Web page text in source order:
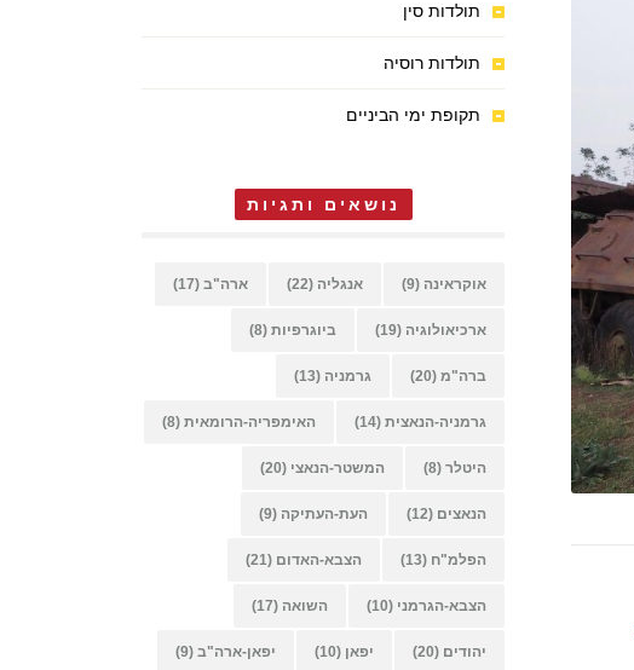
תולדות סין
תולדות רוסיה
תקופת ימי הביניים
נושאים ותגיות
אוקראינה (9) אנגליה (22) ארה"ב (17)
ארכיאולוגיה (19) ביוגרפיות (8)
ברה"מ (20) גרמניה (13)
גרמניה-הנאצית (14) האימפריה-הרומאית (8)
היטלר (8) המשטר-הנאצי (20)
הנאצים (12) העת-העתיקה (9)
הפלמ"ח (13) הצבא-האדום (21)
הצבא-הגרמני (10) השואה (17)
יהודים (20) יפאן (10) יפאן-ארה"ב (9)